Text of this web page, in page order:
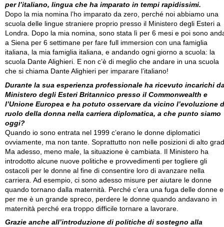
per l’italiano, lingua che ha imparato in tempi rapidissimi.
Dopo la mia nomina l’ho imparato da zero, perché noi abbiamo una
scuola delle lingue straniere proprio presso il Ministero degli Esteri a
Londra. Dopo la mia nomina, sono stata lì per 6 mesi e poi sono
a Siena per 6 settimane per fare full immersion con una famiglia
italiana, la mia famiglia italiana, e andando ogni giorno a scuola: la
scuola Dante Alighieri. E non c’è di meglio che andare in una scuola
che si chiama Dante Alighieri per imparare l’italiano!
Durante la sua esperienza professionale ha ricevuto incarichi
Ministero degli Esteri Britannico presso il Commonwealth e
l’Unione Europea e ha potuto osservare da vicino l’evoluzione
ruolo della donna nella carriera diplomatica, a che punto siamo
oggi?
Quando io sono entrata nel 1999 c’erano le donne diplomatici
ovviamente, ma non tante. Soprattutto non nelle posizioni di alto
Ma adesso, meno male, la situazione è cambiata. Il Ministero ha
introdotto alcune nuove politiche e provvedimenti per togliere gli
ostacoli per le donne al fine di consentire loro di avanzare nella
carriera. Ad esempio, ci sono adesso misure per aiutare le donne
quando tornano dalla maternità. Perché c’era una fuga delle donne e
per me è un grande spreco, perdere le donne quando andavano in
maternità perché era troppo difficile tornare a lavorare.
Grazie anche all’introduzione di politiche di sostegno alla